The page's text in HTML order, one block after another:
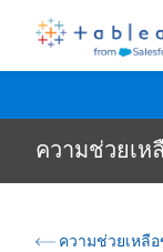
ความช่วยเห
ความช่วยเหลือ